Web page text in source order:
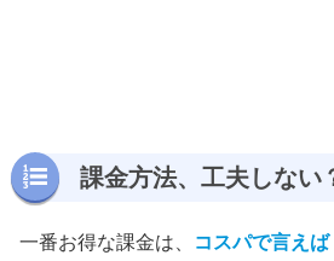
課金方法、工夫しない
一番お得な課金は、
コスパで言え